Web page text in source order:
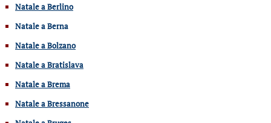
Natale a Berlino
Natale a Berna
Natale a Bolzano
Natale a Bratislava
Natale a Brema
Natale a Bressanone